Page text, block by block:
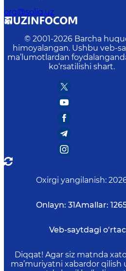
org@soliq.uz
© 2001-2026 Barcha
himoyalangan. Ushbu veb-
ma’lumotlardan
ko‘rsatilishi shart.
Oxirgi yangilanish:
Onlayn: 31Amallar:
Veb-saytdagi
Diqqat! Agar siz matnda
ma’muriyatni xabardor